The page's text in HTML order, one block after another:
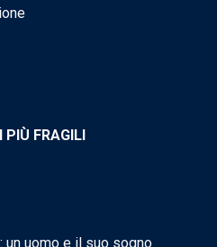
FRAGILI
un uomo e il suo sogno